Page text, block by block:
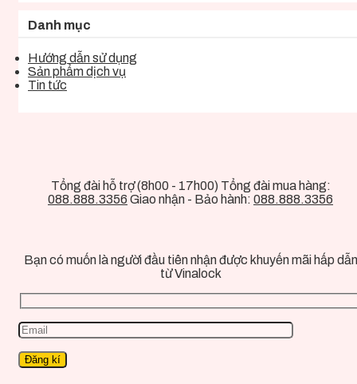
Danh mục
Hướng dẫn sử dụng
Sản phẩm dịch vụ
Tin tức
Tổng đài hỗ trợ (8h00 - 17h00) Tổng đài mua hàng:
088.888.3356 Giao nhận - Bảo hành: 088.888.3356
Bạn có muốn là người đầu tiên nhận được khuyến mãi hấp dẫn
từ Vinalock